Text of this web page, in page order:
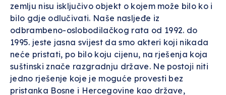
zemlju nisu isključivo objekt o kojem može bilo ko i
bilo gdje odlučivati. Naše nasljeđe iz
odbrambeno-oslobodilačkog rata od 1992. do
1995. jeste jasna svijest da smo akteri koji nikada
neće pristati, po bilo koju cijenu, na rješenja koja
suštinski znače razgradnju države. Ne postoji niti
jedno rješenje koje je moguće provesti bez
pristanka Bosne i Hercegovine kao države,